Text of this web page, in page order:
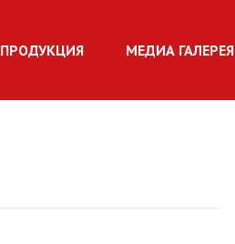
ПРОДУКЦИЯ МЕДИА ГАЛЕРЕЯ